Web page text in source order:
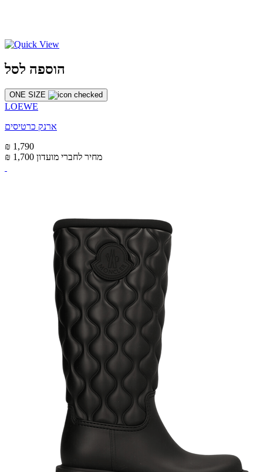
הוספה לסל
ONE SIZE
LOEWE
ארנק כרטיסים
₪ 1,790
₪ 1,700 מחיר לחברי מועדון